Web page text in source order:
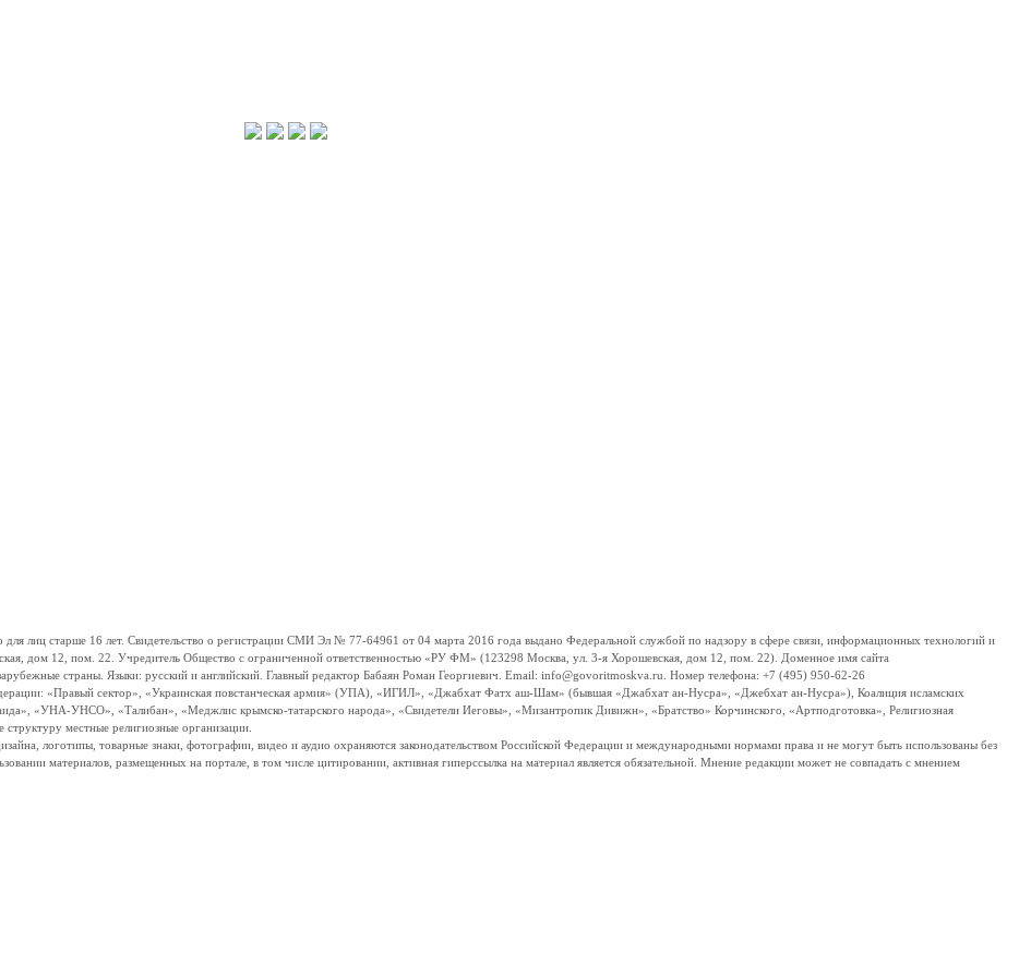
лиц старше 16 лет. Свидетельство о регистрации СМИ Эл № 77-64961 от 04 марта 2016 года выдано Федеральной службой по надзору в сфере связи, информационных технологий и
дом 12, пом. 22. Учредитель Общество с ограниченной ответственностью «РУ ФМ» (123298 Москва, ул. 3-я Хорошевская, дом 12, пом. 22). Доменное имя сайта
страны. Языки: русский и английский. Главный редактор Бабаян Роман Георгиевич. Email: info@govoritmoskva.ru. Номер телефона: +7 (495) 950-62-26
«Правый сектор», «Украинская повстанческая армия» (УПА), «ИГИЛ», «Джабхат Фатх аш-Шам» (бывшая «Джабхат ан-Нусра», «Джебхат ан-Нусра»), Коалиция исламских
«УНА-УНСО», «Талибан», «Меджлис крымско-татарского народа», «Свидетели Иеговы», «Мизантропик Дивижн», «Братство» Корчинского, «Артподготовка», Религиозная
местные религиозные организации.
логотипы, товарные знаки, фотографии, видео и аудио охраняются законодательством Российской Федерации и международными нормами права и не могут быть использованы без
материалов, размещенных на портале, в том числе цитировании, активная гиперссылка на материал является обязательной. Мнение редакции может не совпадать с мнением